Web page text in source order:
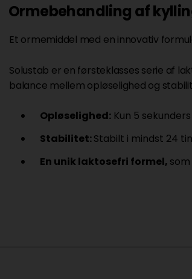
Ormebehandling af
Et ormemiddel med en innovativ
Solustab er en førsteklasses serie af
balance mellem opløselighed og
Opløselighed: Kun 5
Stabilitet:Stabilt i mindst 24
En unik laktosefri formel,